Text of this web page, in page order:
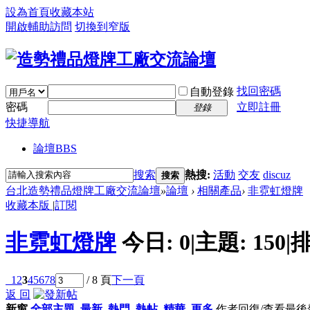
設為首頁收藏本站
開啟輔助訪問 切換到窄版
自動登錄 找回密碼
密碼
登錄
立即註冊
快捷導航
論壇BBS
搜索 搜索 熱搜: 活動 交友 discuz
台北造勢禮品燈牌工廠交流論壇»論壇 › 相關產品› 非霓虹燈牌
收藏本版 |訂閱
非霓虹燈牌 今日: 0|主題: 150|
1 2345678 / 8 頁下一頁
返 回